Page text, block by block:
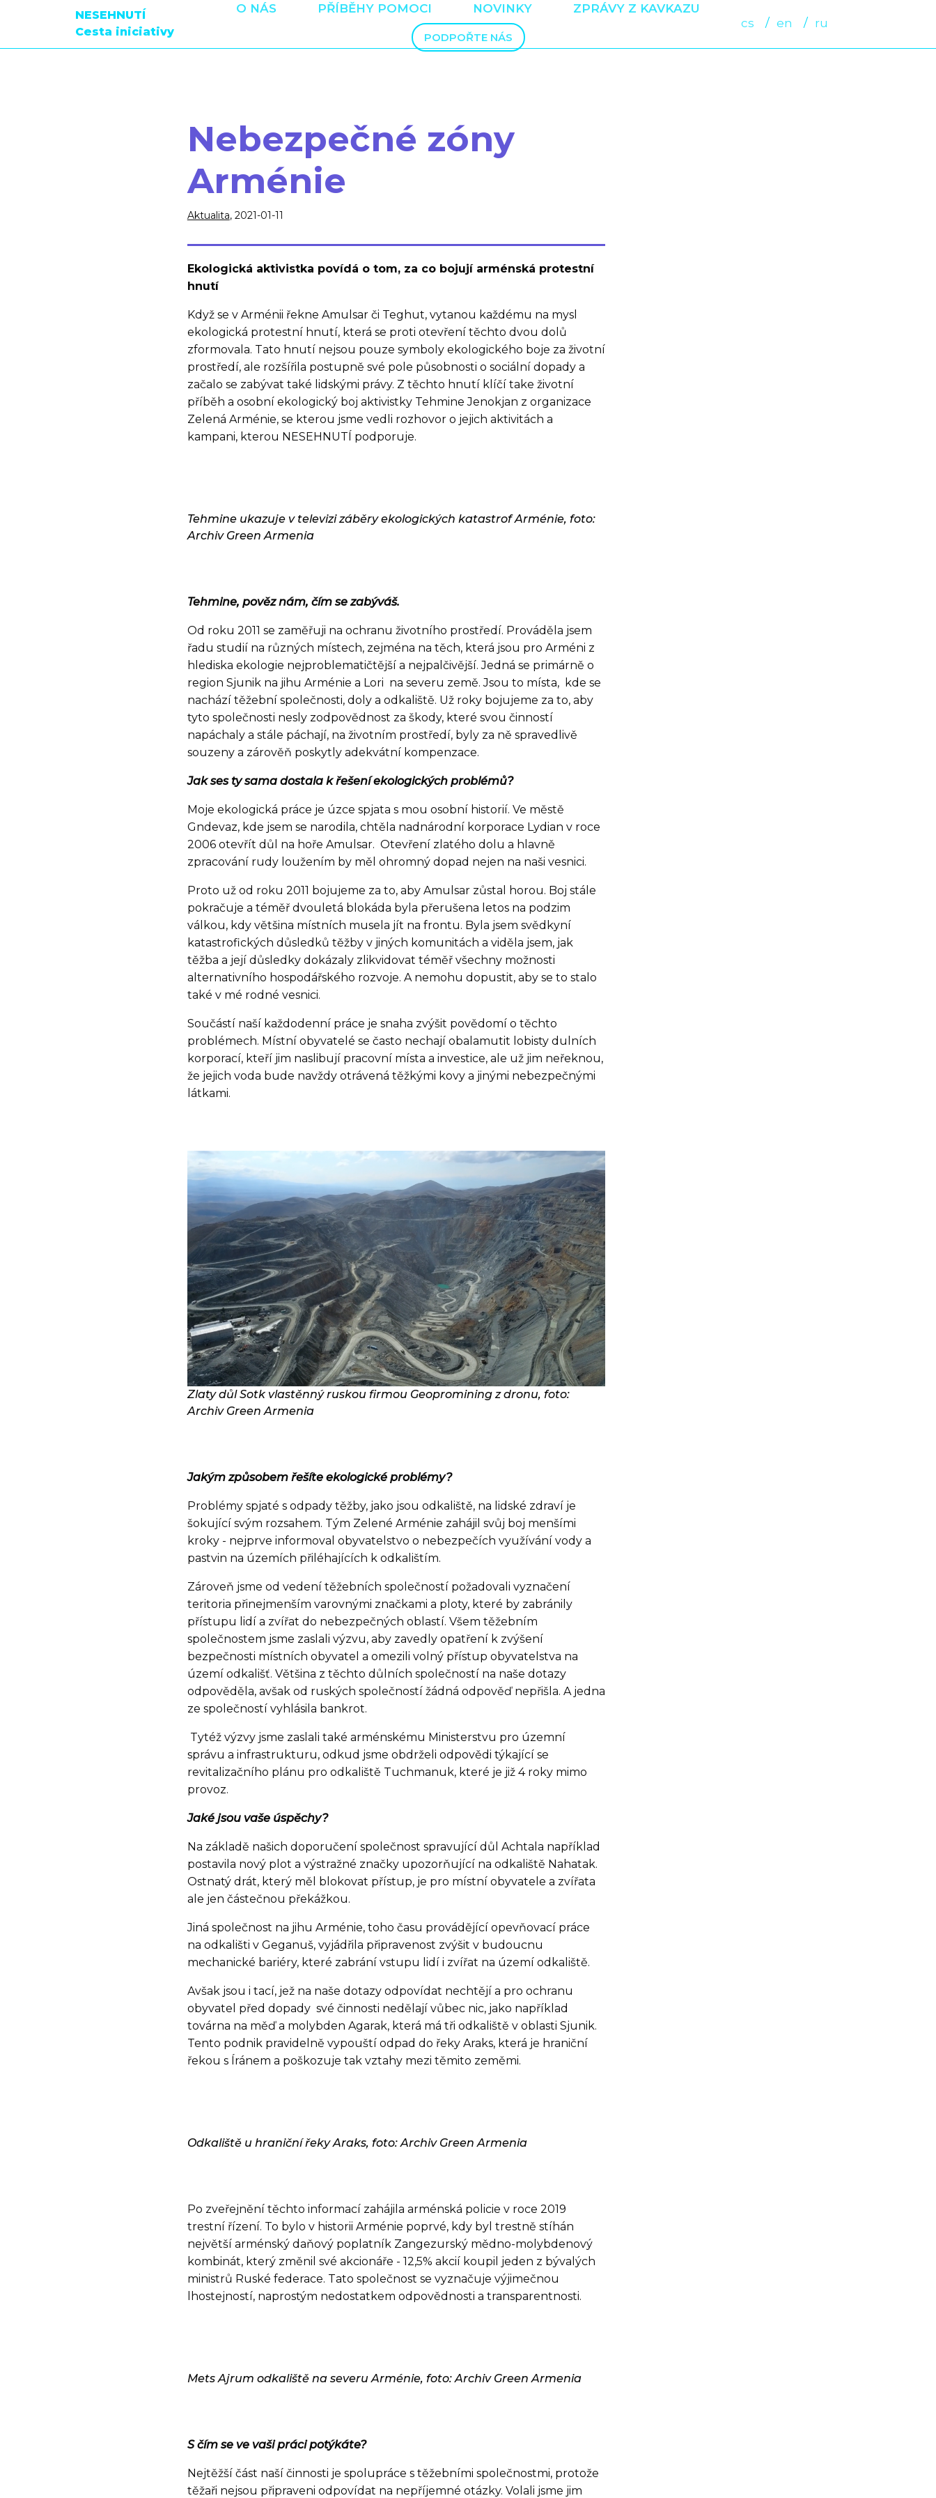
NESEHNUTÍ
Cesta iniciativy
O NÁS PŘÍBĚHY POMOCI NOVINKY ZPRÁVY Z KAVKAZU
PODPOŘTE NÁS
cs en ru
Nebezpečné zóny
Arménie
Aktualita, 2021-01-11
Ekologická aktivistka povídá o tom, za co bojují arménská protestní
hnutí
Když se v Arménii řekne Amulsar či Teghut, vytanou každému na mysl
ekologická protestní hnutí, která se proti otevření těchto dvou dolů
zformovala. Tato hnutí nejsou pouze symboly ekologického boje za životní
prostředí, ale rozšířila postupně své pole působnosti o sociální dopady a
začalo se zabývat také lidskými právy. Z těchto hnutí klíčí take životní
příběh a osobní ekologický boj aktivistky Tehmine Jenokjan z organizace
Zelená Arménie, se kterou jsme vedli rozhovor o jejich aktivitách a
kampani, kterou NESEHNUTÍ podporuje.
Tehmine ukazuje v televizi záběry ekologických katastrof Arménie, foto:
Archiv Green Armenia
Tehmine, pověz nám, čím se zabýváš.
Od roku 2011 se zaměřuji na ochranu životního prostředí. Prováděla jsem
řadu studií na různých místech, zejména na těch, která jsou pro Arméni z
hlediska ekologie nejproblematičtější a nejpalčivější. Jedná se primárně o
region Sjunik na jihu Arménie a Lori na severu země. Jsou to místa, kde se
nachází těžební společnosti, doly a odkaliště. Už roky bojujeme za to, aby
tyto společnosti nesly zodpovědnost za škody, které svou činností
napáchaly a stále páchají, na životním prostředí, byly za ně spravedlivě
souzeny a zárověň poskytly adekvátní kompenzace.
Jak ses ty sama dostala k řešení ekologických problémů?
Moje ekologická práce je úzce spjata s mou osobní historií. Ve městě
Gndevaz, kde jsem se narodila, chtěla nadnárodní korporace Lydian v roce
2006 otevřít důl na hoře Amulsar. Otevření zlatého dolu a hlavně
zpracování rudy loužením by měl ohromný dopad nejen na naši vesnici.
Proto už od roku 2011 bojujeme za to, aby Amulsar zůstal horou. Boj stále
pokračuje a téměř dvouletá blokáda byla přerušena letos na podzim
válkou, kdy většina místních musela jít na frontu. Byla jsem svědkyní
katastrofických důsledků těžby v jiných komunitách a viděla jsem, jak
těžba a její důsledky dokázaly zlikvidovat téměř všechny možnosti
alternativního hospodářského rozvoje. A nemohu dopustit, aby se to stalo
také v mé rodné vesnici.
Součástí naší každodenní práce je snaha zvýšit povědomí o těchto
problémech. Místní obyvatelé se často nechají obalamutit lobisty dulních
korporací, kteří jim naslibují pracovní místa a investice, ale už jim neřeknou,
že jejich voda bude navždy otrávená těžkými kovy a jinými nebezpečnými
látkami.
Zlaty důl Sotk vlastěnný ruskou firmou Geopromining z dronu, foto:
Archiv Green Armenia
Jakým způsobem řešíte ekologické problémy?
Problémy spjaté s odpady těžby, jako jsou odkaliště, na lidské zdraví je
šokující svým rozsahem. Tým Zelené Arménie zahájil svůj boj menšími
kroky - nejprve informoval obyvatelstvo o nebezpečích využívání vody a
pastvin na územích přiléhajících k odkalištím.
Zároveň jsme od vedení těžebních společností požadovali vyznačení
teritoria přinejmenším varovnými značkami a ploty, které by zabránily
přístupu lidí a zvířat do nebezpečných oblastí. Všem těžebním
společnostem jsme zaslali výzvu, aby zavedly opatření k zvýšení
bezpečnosti místních obyvatel a omezili volný přístup obyvatelstva na
území odkališť. Většina z těchto důlních společností na naše dotazy
odpověděla, avšak od ruských společností žádná odpověď nepřišla. A jedna
ze společností vyhlásila bankrot.
Tytéž výzvy jsme zaslali také arménskému Ministerstvu pro územní
správu a infrastrukturu, odkud jsme obdrželi odpovědi týkající se
revitalizačního plánu pro odkaliště Tuchmanuk, které je již 4 roky mimo
provoz.
Jaké jsou vaše úspěchy?
Na základě našich doporučení společnost spravující důl Achtala například
postavila nový plot a výstražné značky upozorňující na odkaliště Nahatak.
Ostnatý drát, který měl blokovat přístup, je pro místní obyvatele a zvířata
ale jen částečnou překážkou.
Jiná společnost na jihu Arménie, toho času provádějící opevňovací práce
na odkališti v Geganuš, vyjádřila připravenost zvýšit v budoucnu
mechanické bariéry, které zabrání vstupu lidí i zvířat na území odkaliště.
Avšak jsou i tací, jež na naše dotazy odpovídat nechtějí a pro ochranu
obyvatel před dopady své činnosti nedělají vůbec nic, jako například
továrna na měď a molybden Agarak, která má tři odkaliště v oblasti Sjunik.
Tento podnik pravidelně vypouští odpad do řeky Araks, která je hraniční
řekou s Íránem a poškozuje tak vztahy mezi těmito zeměmi.
Odkaliště u hraniční řeky Araks, foto: Archiv Green Armenia
Po zveřejnění těchto informací zahájila arménská policie v roce 2019
trestní řízení. To bylo v historii Arménie poprvé, kdy byl trestně stíhán
největší arménský daňový poplatník Zangezurský mědno-molybdenový
kombinát, který změnil své akcionáře - 12,5% akcií koupil jeden z bývalých
ministrů Ruské federace. Tato společnost se vyznačuje výjimečnou
lhostejností, naprostým nedostatkem odpovědnosti a transparentnosti.
Mets Ajrum odkaliště na severu Arménie, foto: Archiv Green Armenia
S čím se ve vaši práci potýkáte?
Nejtěžší část naší činnosti je spolupráce s těžebními společnostmi, protože
těžaři nejsou připraveni odpovídat na nepříjemné otázky. Volali jsme jim